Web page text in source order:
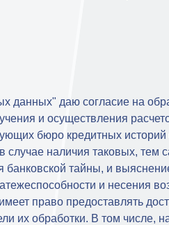
данных" даю согласие на
и осуществления
бюро кредитных
случае наличия таковых,
тайны, и
и несения
право предоставлять
их обработки. В том числе,